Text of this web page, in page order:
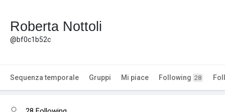
Roberta Nottoli
@bf0c1b52c
Sequenza temporale Gruppi Mi piace Following 28